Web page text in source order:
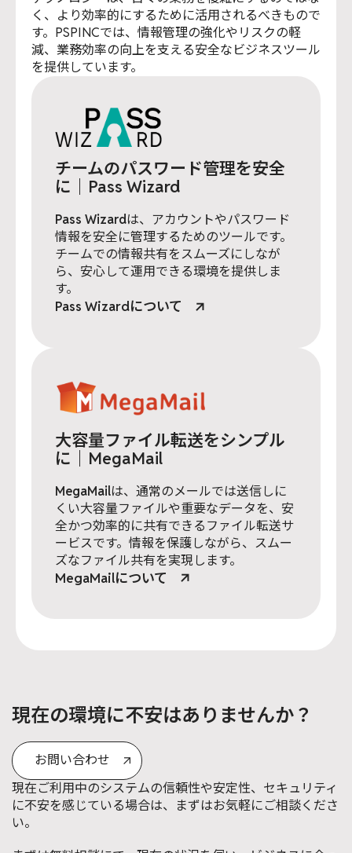
く、より効率的にするために活用されるべきもので
す。PSPINCでは、情報管理の強化やリスクの軽
減、業務効率の向上を支える安全なビジネスツール
を提供しています。
チームのパスワード管理を安全
に｜Pass Wizard
Pass Wizardは、アカウントやパスワード
情報を安全に管理するためのツールです。
チームでの情報共有をスムーズにしなが
ら、安心して運用できる環境を提供しま
す。
Pass Wizardについて
大容量ファイル転送をシンプル
に｜MegaMail
MegaMailは、通常のメールでは送信しに
くい大容量ファイルや重要なデータを、安
全かつ効率的に共有できるファイル転送サ
ービスです。情報を保護しながら、スムー
ズなファイル共有を実現します。
MegaMailについて
現在の環境に不安はありませんか？
お問い合わせ
現在ご利用中のシステムの信頼性や安定性、セキュリティ
に不安を感じている場合は、まずはお気軽にご相談くださ
い。